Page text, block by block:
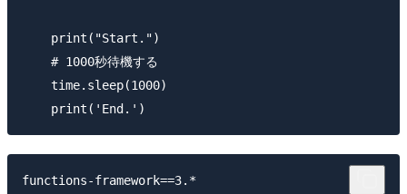
    print("Start.")
    # 1000秒待機する
    time.sleep(1000)